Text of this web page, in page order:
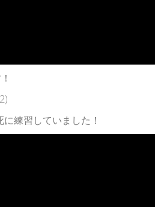
練習していました！